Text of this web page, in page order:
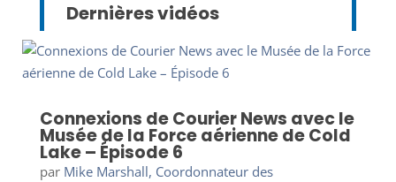
Dernières vidéos
Connexions de Courier News avec le
Musée de la Force aérienne de Cold
Lake – Épisode 6
par Mike Marshall, Coordonnateur des